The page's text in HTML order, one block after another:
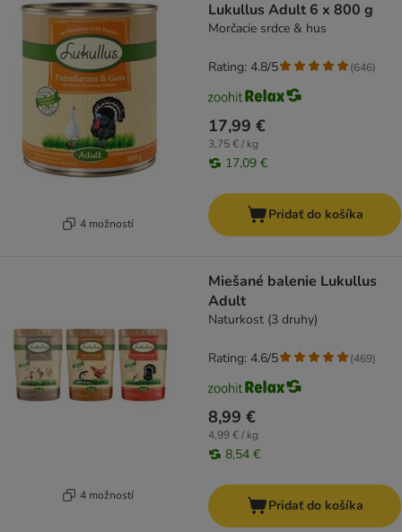
4 možností
Lukullus Adult 6 x 800 g
Morčacie srdce & hus
17,99 €
3,75 € / kg
17,09 €
Rating: 4.8/5 (646)
Pridať do košíka
4 možností
Miešané balenie Lukullus
Adult
Naturkost (3 druhy)
8,99 €
4,99 € / kg
8,54 €
Rating: 4.6/5 (469)
Pridať do košíka